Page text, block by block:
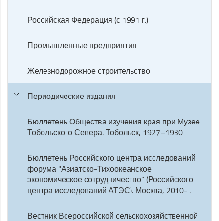
Российская Федерация (с 1991 г.)
Промышленные предприятия
Железнодорожное строительство
Периодические издания
Бюллетень Общества изучения края при Музее
Тобольского Севера. Тобольск, 1927–1930
Бюллетень Российского центра исследований
форума "Азиатско-Тихоокеанское
экономическое сотрудничество" (Российского
центра исследований АТЭС). Москва, 2010- .
Вестник Всероссийской сельскохозяйственной